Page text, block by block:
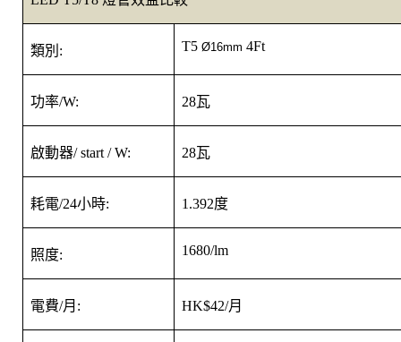
類別 : T5 Ø16mm 4Ft
功率/W: 28瓦
啟動器/ start / W: 28瓦
耗電/24小時: 1.392度
照度: 1680/lm
電費/月 : HK$42/月